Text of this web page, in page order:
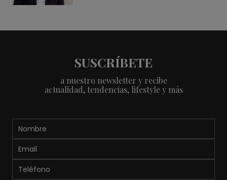
SUSCRÍBETE
a nuestro newsletter y recibe
actualidad, tendencias, lifestyle y más